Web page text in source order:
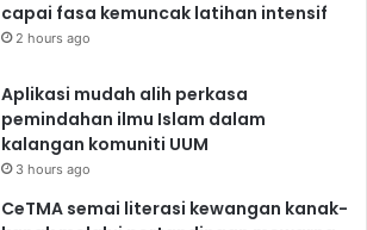
capai fasa kemuncak latihan intensif
2 hours ago
Aplikasi mudah alih perkasa
pemindahan ilmu Islam dalam
kalangan komuniti UUM
3 hours ago
CeTMA semai literasi kewangan kanak-